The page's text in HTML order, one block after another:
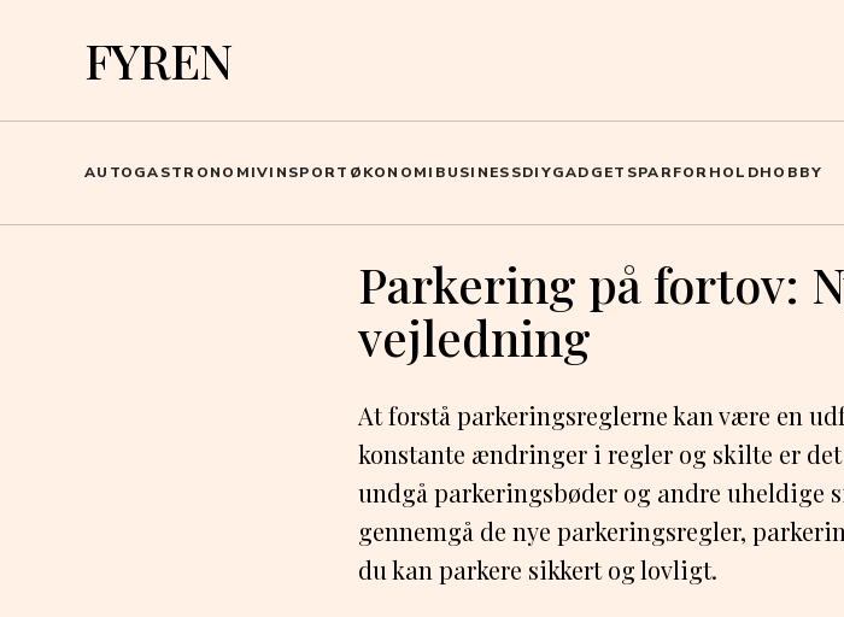
FYREN
AUTOGASTRONOMIVINSPORT ØKONOMI BUSINESSDIYGADGETSPARFORHOLDHOBBY
Parkering på fortov:
vejledning
At forstå parkeringsreglerne kan være en
konstante ændringer i regler og skilte er
undgå parkeringsbøder og andre uheldige
gennemgå de nye parkeringsregler,
du kan parkere sikkert og lovligt.